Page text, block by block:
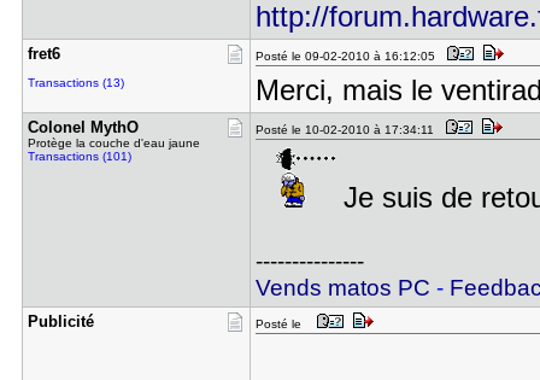
http://
fret6
Transactions (13)
Posté le 09-02-2010 à 16:12:05
Merci, mais le
Colonel My​thO
Protège la couche d'eau jaune
Transactions (101)
Posté le 10-02-2010 à 17:34:11
Je suis de
---------------
Vends matos PC -
Publicité Posté le